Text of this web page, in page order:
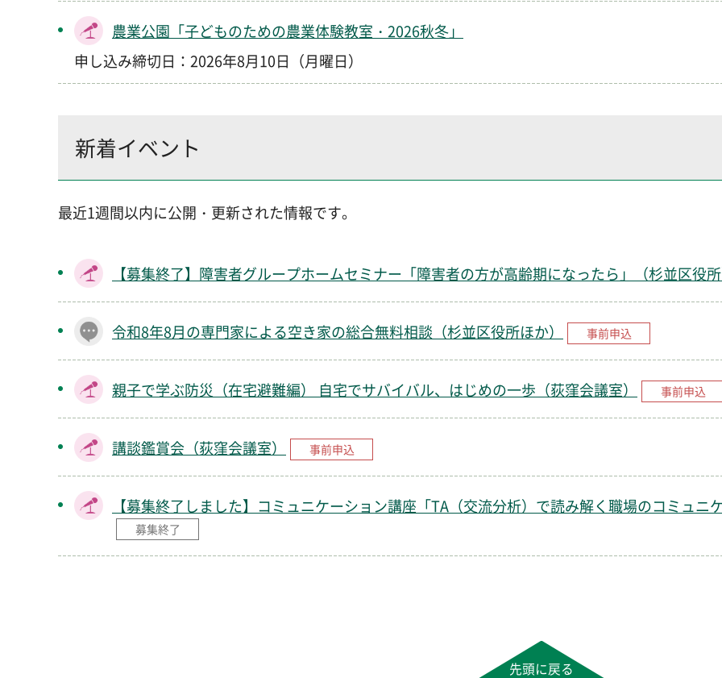
農業公園「子どものための農業体験教室・2026秋冬」
申し込み締切日：2026年8月10日（月曜日）
新着イベント
最近1週間以内に公開・更新された情報です。
【募集終了】障害者グループホームセミナー「障害者の方が高齢期になったら」（杉並区役所
令和8年8月の専門家による空き家の総合無料相談（杉並区役所ほか） 事前申込
親子で学ぶ防災（在宅避難編） 自宅でサバイバル、はじめの一歩（荻窪会議室） 事前申込
講談鑑賞会（荻窪会議室） 事前申込
【募集終了しました】コミュニケーション講座「TA（交流分析）で読み解く職場のコミュニ
募集終了
先頭に戻る